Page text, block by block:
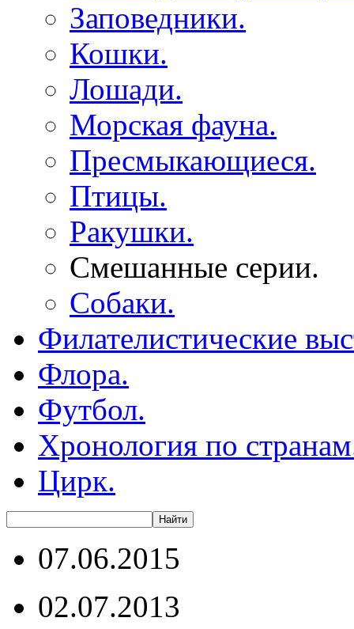
Заповедники.
Кошки.
Лошади.
Морская фауна.
Пресмыкающиеся.
Птицы.
Ракушки.
Смешанные серии.
Собаки.
Филателистические
Флора.
Футбол.
Хронология по
Цирк.
07.06.2015
02.07.2013